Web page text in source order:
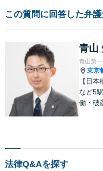
この質問に回答した弁
青山
青山第
東京
【日
など5
働・破
法律Q&Aを探す